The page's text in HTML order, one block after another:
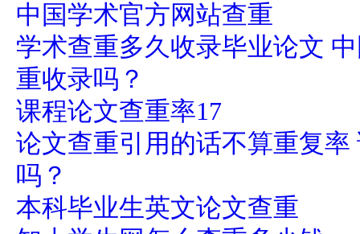
中国学术官方网站查重
学术查重多久收录毕业论文
重收录吗？
课程论文查重率17
论文查重引用的话不算重复
吗？
本科毕业生英文论文查重